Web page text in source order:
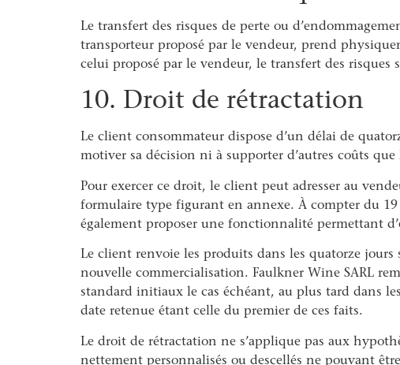
Le transfert des risques de perte ou
transporteur proposé par le vendeur, prend
celui proposé par le vendeur, le transfert des risques
10. Droit de rétractation
Le client consommateur dispose d’un délai de
motiver sa décision ni à supporter d’autres coûts
Pour exercer ce droit, le client peut adresser au
formulaire type figurant en annexe. À compter du
également proposer une fonctionnalité permettant
Le client renvoie les produits dans les quatorze
nouvelle commercialisation. Faulkner Wine SARL
standard initiaux le cas échéant, au plus tard dans
date retenue étant celle du premier de ces faits.
Le droit de rétractation ne s’applique pas aux
nettement personnalisés ou descellés ne pouvant